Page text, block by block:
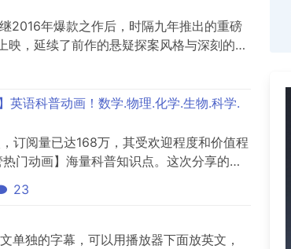
2016年爆款之作后，时隔九年推出的重磅
，延续了前作的悬疑探案风格与深刻的社
。基本信息​​类型​​：动画 / 喜剧 / 悬疑 / 冒
配音​​：金妮弗·古...
英语科普动画！数学.物理.化学.生物.科学.
订阅量已达168万，其受欢迎程度和价值程
门动画】海量科普知识点。这次分享的
子看完这部动画后脑洞大开，每天问我各
妙想和萌趣画风让孩子爱上科学，真的...
23
单独的字幕，可以用播放器下面放英文，